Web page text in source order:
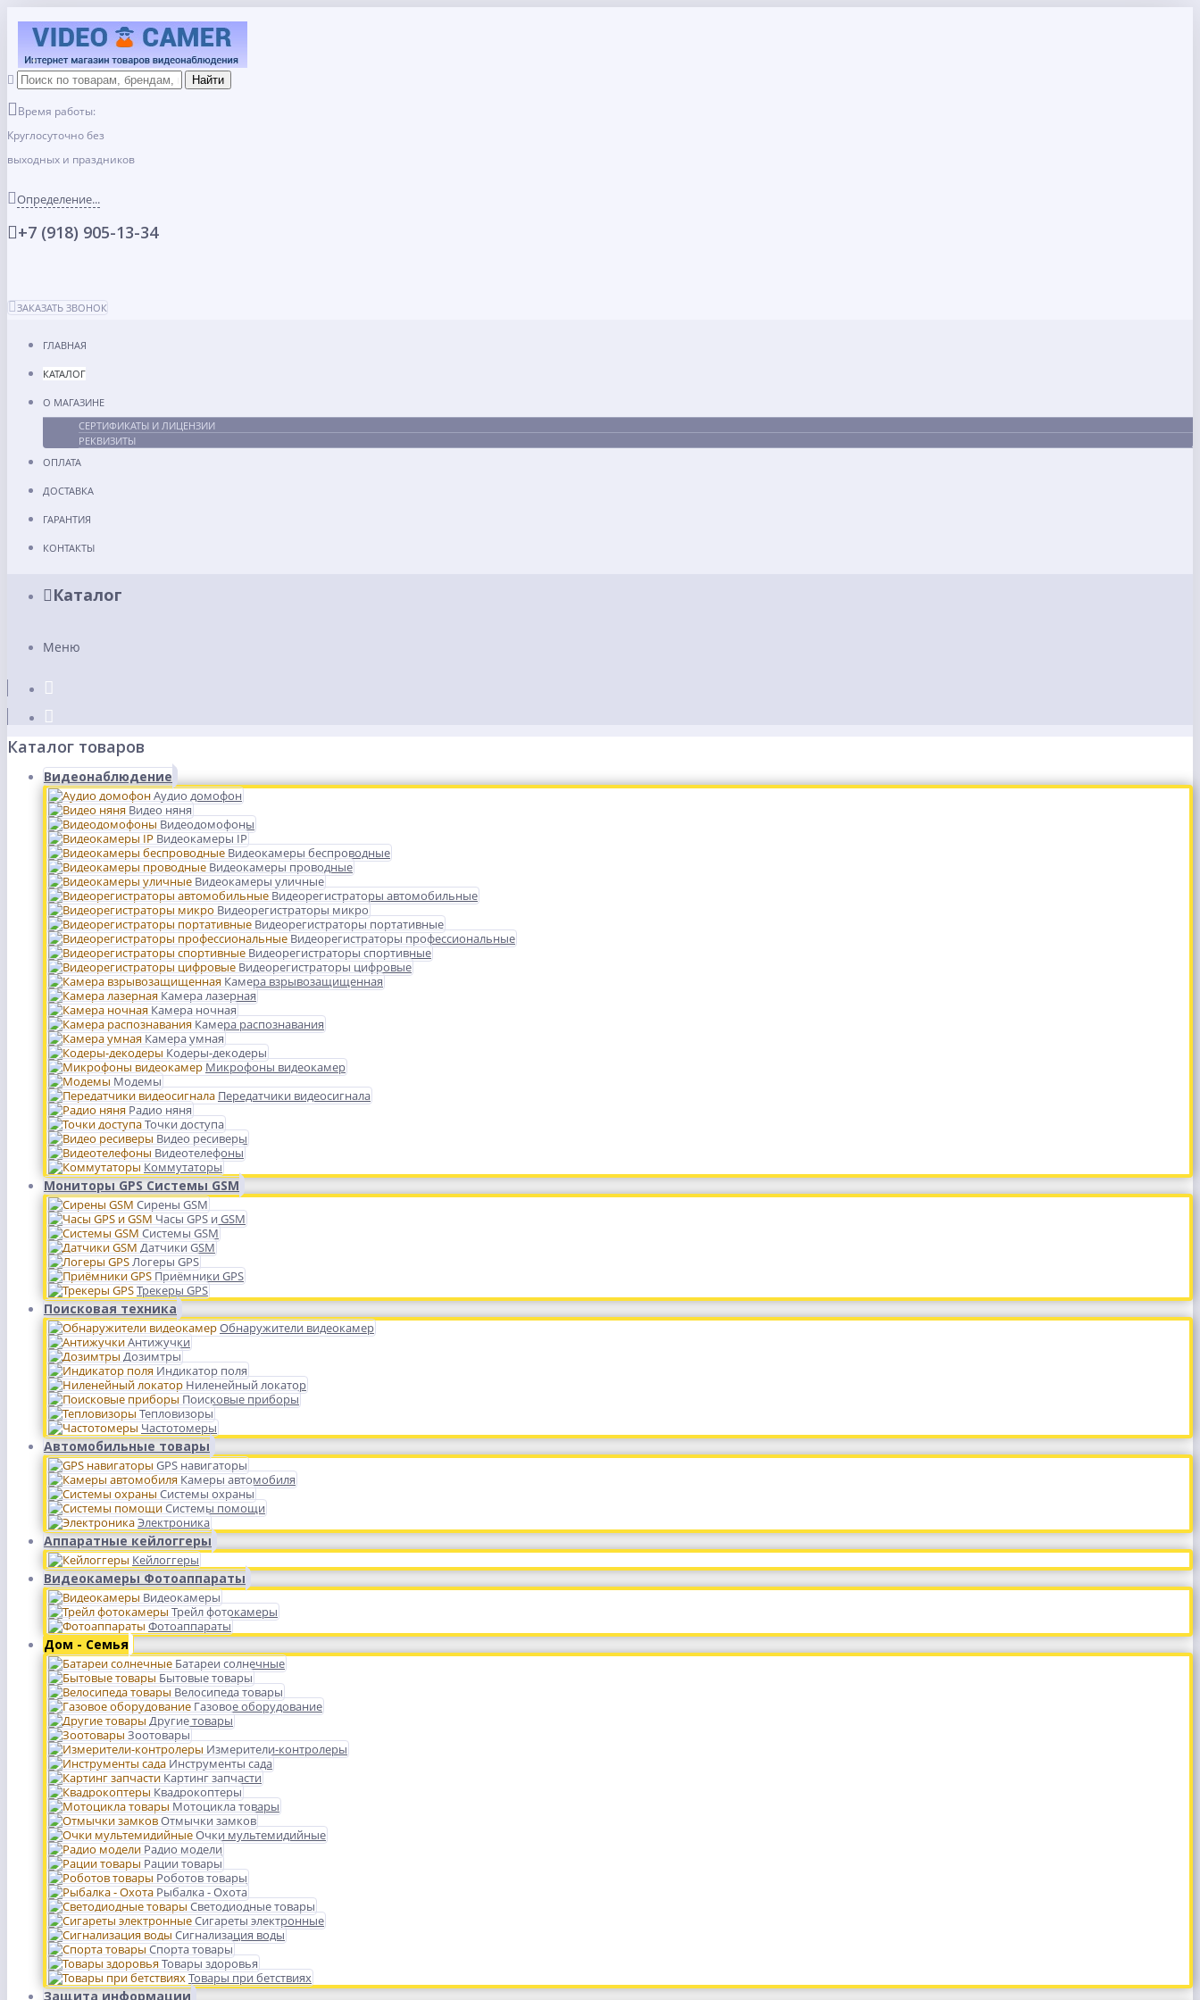
Время работы:
Круглосуточно без
выходных и праздников
Определение...
+7 (918) 905-13-34
ЗАКАЗАТЬ ЗВОНОК
ГЛАВНАЯ
КАТАЛОГ
О МАГАЗИНЕ
СЕРТИФИКАТЫ И ЛИЦЕНЗИИ
РЕКВИЗИТЫ
ОПЛАТА
ДОСТАВКА
ГАРАНТИЯ
КОНТАКТЫ
Каталог
Меню
Каталог товаров
Видеонаблюдение
Аудио домофон
Видео няня
Видеодомофоны
Видеокамеры IP
Видеокамеры беспроводные
Видеокамеры проводные
Видеокамеры уличные
Видеорегистраторы автомобильные
Видеорегистраторы микро
Видеорегистраторы портативные
Видеорегистраторы профессиональные
Видеорегистраторы спортивные
Видеорегистраторы цифровые
Камера взрывозащищенная
Камера лазерная
Камера ночная
Камера распознавания
Камера умная
Кодеры-декодеры
Микрофоны видеокамер
Модемы
Передатчики видеосигнала
Радио няня
Точки доступа
Видео ресиверы
Видеотелефоны
Коммутаторы
Мониторы GPS Системы GSM
Сирены GSM
Часы GPS и GSM
Системы GSM
Датчики GSM
Логеры GPS
Приёмники GPS
Трекеры GPS
Поисковая техника
Обнаружители видеокамер
Антижучки
Дозимтры
Индикатор поля
Ниленейный локатор
Поисковые приборы
Тепловизоры
Частотомеры
Автомобильные товары
GPS навигаторы
Камеры автомобиля
Системы охраны
Системы помощи
Электроника
Аппаратные кейлоггеры
Кейлоггеры
Видеокамеры Фотоаппараты
Видеокамеры
Трейл фотокамеры
Фотоаппараты
Дом - Семья
Батареи солнечные
Бытовые товары
Велосипеда товары
Газовое оборудование
Другие товары
Зоотовары
Измерители-контролеры
Инструменты сада
Картинг запчасти
Квадрокоптеры
Мотоцикла товары
Отмычки замков
Очки мультемидийные
Радио модели
Рации товары
Роботов товары
Рыбалка - Охота
Светодиодные товары
Сигареты электронные
Сигнализация воды
Спорта товары
Товары здоровья
Товары при бетствиях
Защита информации